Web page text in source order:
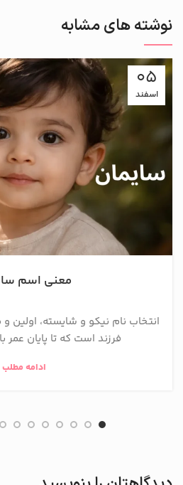
نوشته های مشابه
05
اسفند
معنی اسم
انتخاب نام نیکو و شایسته، اولین
فرزند است که تا پایان عمر
ادامه مطلب